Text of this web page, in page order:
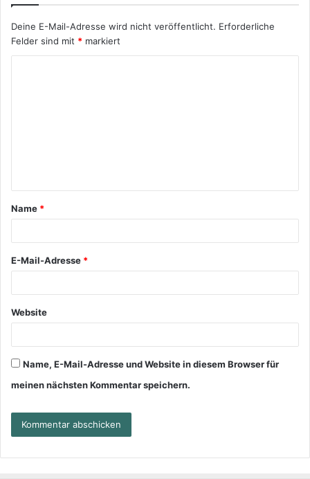
Deine E-Mail-Adresse wird nicht veröffentlicht. Erforderliche
Felder sind mit * markiert
Name *
E-Mail-Adresse *
Website
Name, E-Mail-Adresse und Website in diesem Browser für
meinen nächsten Kommentar speichern.